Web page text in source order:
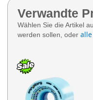
Verwandte
Wählen Sie die Artikel
werden sollen, oder